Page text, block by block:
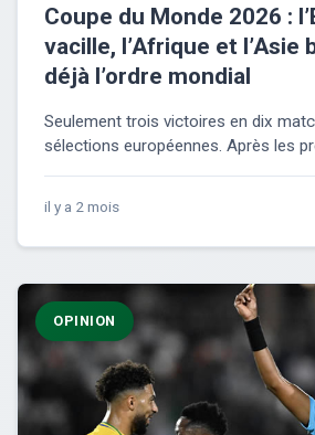
Coupe du Monde 2026 :
vacille, l’Afrique et l’Asie
déjà l’ordre mondial
Seulement trois victoires en dix
sélections européennes. Après les
il y a 2 mois
OPINION